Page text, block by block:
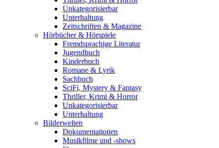
Unkategorisierbar
Unterhaltung
Zeitschriften & Magazine
Hörbücher & Hörspiele
Fremdsprachige Literatur
Jugendbuch
Kinderbuch
Romane & Lyrik
Sachbuch
SciFi, Mystery & Fantasy
Thriller, Krimi & Horror
Unkategorisierbar
Unterhaltung
Bilderwelten
Dokumentationen
Musikfilme und -shows